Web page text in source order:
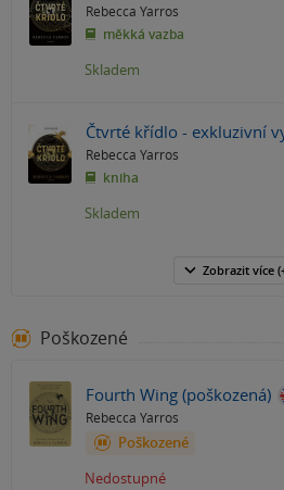
Rebecca Yarros
měkká vazba
Skladem
Čtvrté křídlo - exkluzivní
Rebecca Yarros
kniha
Skladem
Zobrazit více
Poškozené
Fourth Wing (poškozená)
Rebecca Yarros
Poškozené
Nedostupné